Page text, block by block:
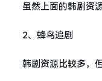
虽然上面的韩剧资
2、蜂鸟追剧
韩剧资源比较多，